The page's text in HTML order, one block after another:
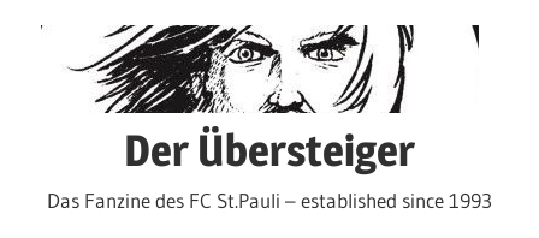
Der Übersteiger
Das Fanzine des FC St.Pauli – established since 1993